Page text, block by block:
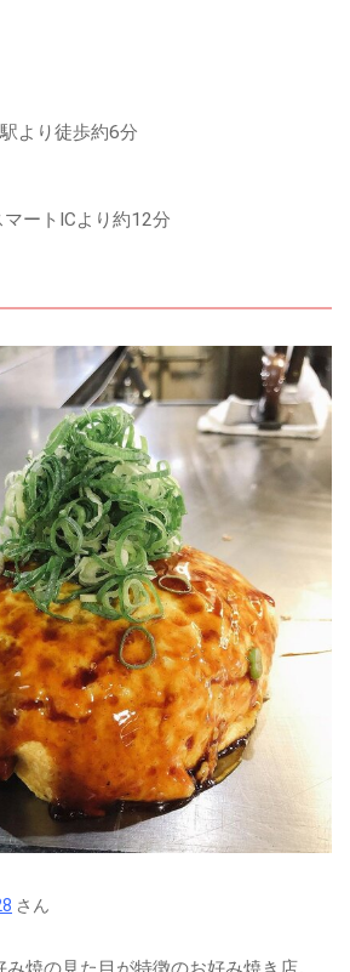
より徒歩約6分
ートICより約12分
さん